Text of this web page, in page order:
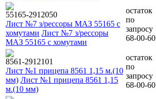
55165-2912050
Лист №7 з/рессоры МАЗ 55165 с
хомутами Лист №7 з/рессоры
МАЗ 55165 с хомутами
остаток
по
запросу
68-00-60
8561-2912101
Лист №1 прицепа 8561 1,15 м.(10
мм) Лист №1 прицепа 8561 1,15
м.(10 мм)
остаток
по
запросу
68-00-60